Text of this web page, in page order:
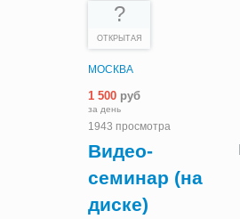
?
ОТКРЫТАЯ
МОСКВА
1 500 руб
за день
1943 просмотра
Видео-
семинар (на
диске)